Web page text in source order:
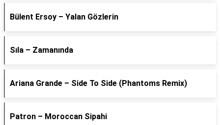
Bülent Ersoy – Yalan Gözlerin
Sıla – Zamanında
Ariana Grande – Side To Side (Phantoms Remix)
Patron – Moroccan Sipahi